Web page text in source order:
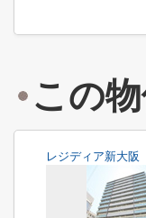
この
レジディア新大阪